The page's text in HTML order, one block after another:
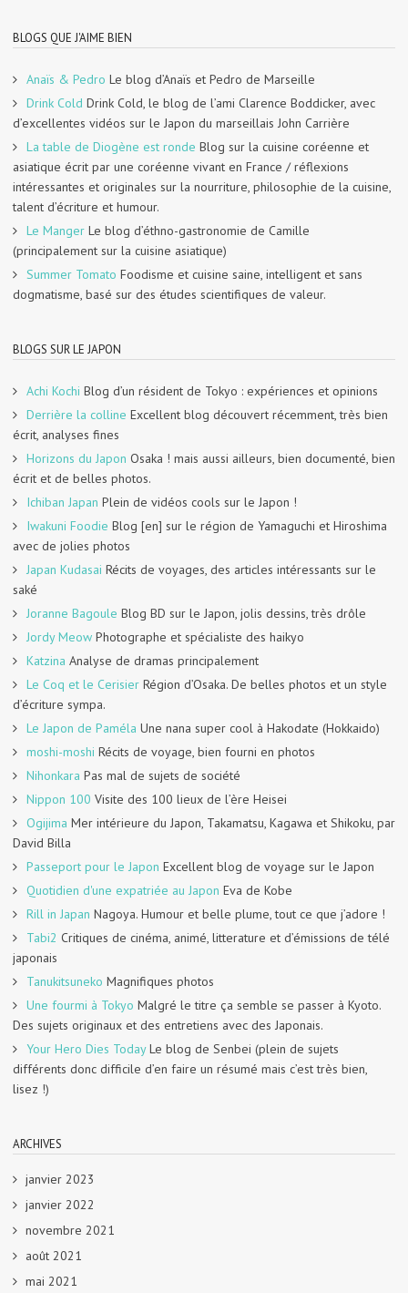
BLOGS QUE J'AIME BIEN
Anaïs & Pedro Le blog d’Anaïs et Pedro de Marseille
Drink Cold Drink Cold, le blog de l’ami Clarence Boddicker, avec
d’excellentes vidéos sur le Japon du marseillais John Carrière
La table de Diogène est ronde Blog sur la cuisine coréenne et
asiatique écrit par une coréenne vivant en France / réflexions
intéressantes et originales sur la nourriture, philosophie de la cuisine,
talent d’écriture et humour.
Le Manger Le blog d’éthno-gastronomie de Camille
(principalement sur la cuisine asiatique)
Summer Tomato Foodisme et cuisine saine, intelligent et sans
dogmatisme, basé sur des études scientifiques de valeur.
BLOGS SUR LE JAPON
Achi Kochi Blog d’un résident de Tokyo : expériences et opinions
Derrière la colline Excellent blog découvert récemment, très bien
écrit, analyses fines
Horizons du Japon Osaka ! mais aussi ailleurs, bien documenté, bien
écrit et de belles photos.
Ichiban Japan Plein de vidéos cools sur le Japon !
Iwakuni Foodie Blog [en] sur le région de Yamaguchi et Hiroshima
avec de jolies photos
Japan Kudasai Récits de voyages, des articles intéressants sur le
saké
Joranne Bagoule Blog BD sur le Japon, jolis dessins, très drôle
Jordy Meow Photographe et spécialiste des haikyo
Katzina Analyse de dramas principalement
Le Coq et le Cerisier Région d’Osaka. De belles photos et un style
d’écriture sympa.
Le Japon de Paméla Une nana super cool à Hakodate (Hokkaido)
moshi-moshi Récits de voyage, bien fourni en photos
Nihonkara Pas mal de sujets de société
Nippon 100 Visite des 100 lieux de l’ère Heisei
Ogijima Mer intérieure du Japon, Takamatsu, Kagawa et Shikoku, par
David Billa
Passeport pour le Japon Excellent blog de voyage sur le Japon
Quotidien d'une expatriée au Japon Eva de Kobe
Rill in Japan Nagoya. Humour et belle plume, tout ce que j’adore !
Tabi2 Critiques de cinéma, animé, litterature et d’émissions de télé
japonais
Tanukitsuneko Magnifiques photos
Une fourmi à Tokyo Malgré le titre ça semble se passer à Kyoto.
Des sujets originaux et des entretiens avec des Japonais.
Your Hero Dies TodayLe blog de Senbei (plein de sujets
différents donc difficile d’en faire un résumé mais c’est très bien,
lisez !)
ARCHIVES
janvier 2023
janvier 2022
novembre 2021
août 2021
mai 2021